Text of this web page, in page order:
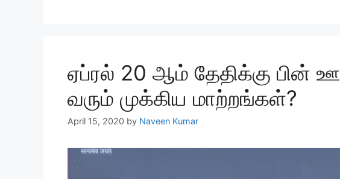
ஏப்ரல் 20 ஆம் தேதிக்கு பின்
வரும் முக்கிய மாற்றங்கள்?
April 15, 2020 by Naveen Kumar